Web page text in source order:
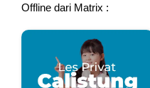
Offline dari Matrix :